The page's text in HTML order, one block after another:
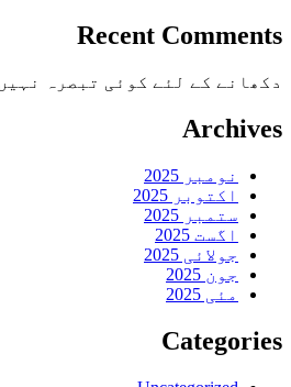
Recent Comments
دکھانے کے لئے کوئی تبصرہ
Archives
نومبر 2025
اکتوبر 2025
ستمبر 2025
اگست 2025
جولائی 2025
جون 2025
مئی 2025
Categories